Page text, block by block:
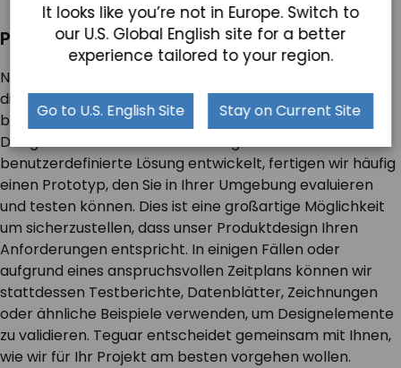
Prototypenbau
Nachdem das interne Team von Teguar und der Kunde
die Ergebnisse der Entwicklung überprüft haben,
bestimmen wir gemeinsam, was für die Validierung des
Designs erforderlich ist. Wenn Teguar eine
benutzerdefinierte Lösung entwickelt, fertigen wir häufig
einen Prototyp, den Sie in Ihrer Umgebung evaluieren
und testen können. Dies ist eine großartige Möglichkeit
um sicherzustellen, dass unser Produktdesign Ihren
Anforderungen entspricht. In einigen Fällen oder
aufgrund eines anspruchsvollen Zeitplans können wir
stattdessen Testberichte, Datenblätter, Zeichnungen
oder ähnliche Beispiele verwenden, um Designelemente
zu validieren. Teguar entscheidet gemeinsam mit Ihnen,
wie wir für Ihr Projekt am besten vorgehen wollen.
It looks like you’re not in Europe. Switch to
our U.S. Global English site for a better
experience tailored to your region.
Go to U.S. English Site Stay on Current Site